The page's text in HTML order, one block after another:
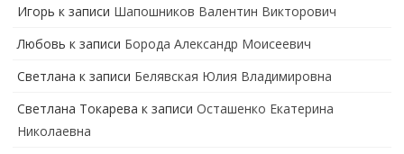
Игорь к записи Шапошников Валентин Викторович
Любовь к записи Борода Александр Моисеевич
Светлана к записи Белявская Юлия Владимировна
Cветлана Токарева к записи Осташенко Екатерина
Николаевна